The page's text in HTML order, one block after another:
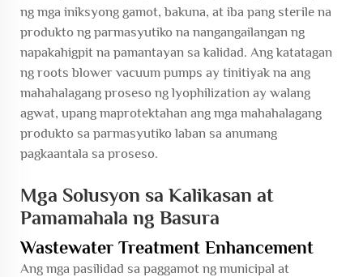
ng mga iniksyong gamot, bakuna, at iba pang sterile na
produkto ng parmasyutiko na nangangailangan ng
napakahigpit na pamantayan sa kalidad. Ang katatagan
ng roots blower vacuum pumps ay tinitiyak na ang
mahahalagang proseso ng lyophilization ay walang
agwat, upang maprotektahan ang mga mahahalagang
produkto sa parmasyutiko laban sa anumang
pagkaantala sa proseso.
Mga Solusyon sa Kalikasan at
Pamamahala ng Basura
Wastewater Treatment Enhancement
Ang mga pasilidad sa paggamot ng municipal at